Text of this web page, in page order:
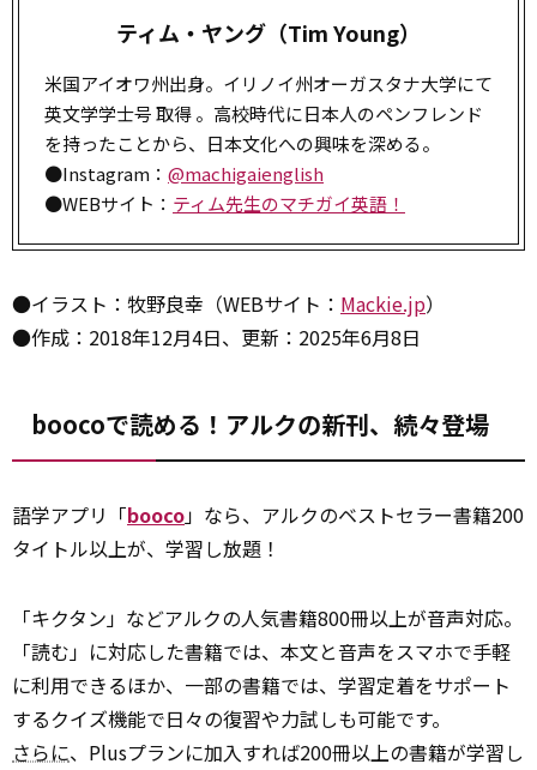
ティム・ヤング（Tim Young）
米国アイオワ州出身。イリノイ州オーガスタナ大学にて
英文学学士号 取得 。高校時代に日本人のペンフレンド
を持ったことから、日本文化への興味を深める。
●Instagram： @machigaienglish
●WEBサイト： ティム先生のマチガイ英語！
●イラスト：牧野良幸（WEBサイト： Mackie.jp）
●作成：2018年12月4日、更新：2025年6月8日
boocoで読める！アルクの新刊、続々登場
語学アプリ「booco」なら、アルクのベストセラー書籍200
タイトル以上が、学習し放題！
「キクタン」などアルクの人気書籍800冊以上が音声対応。
「読む」に対応した書籍では、本文と音声をスマホで手軽
に利用できるほか、一部の書籍では、学習定着をサポート
するクイズ機能で日々の復習や力試しも可能です。
さらに、Plusプランに加入すれば200冊以上の書籍が学習し